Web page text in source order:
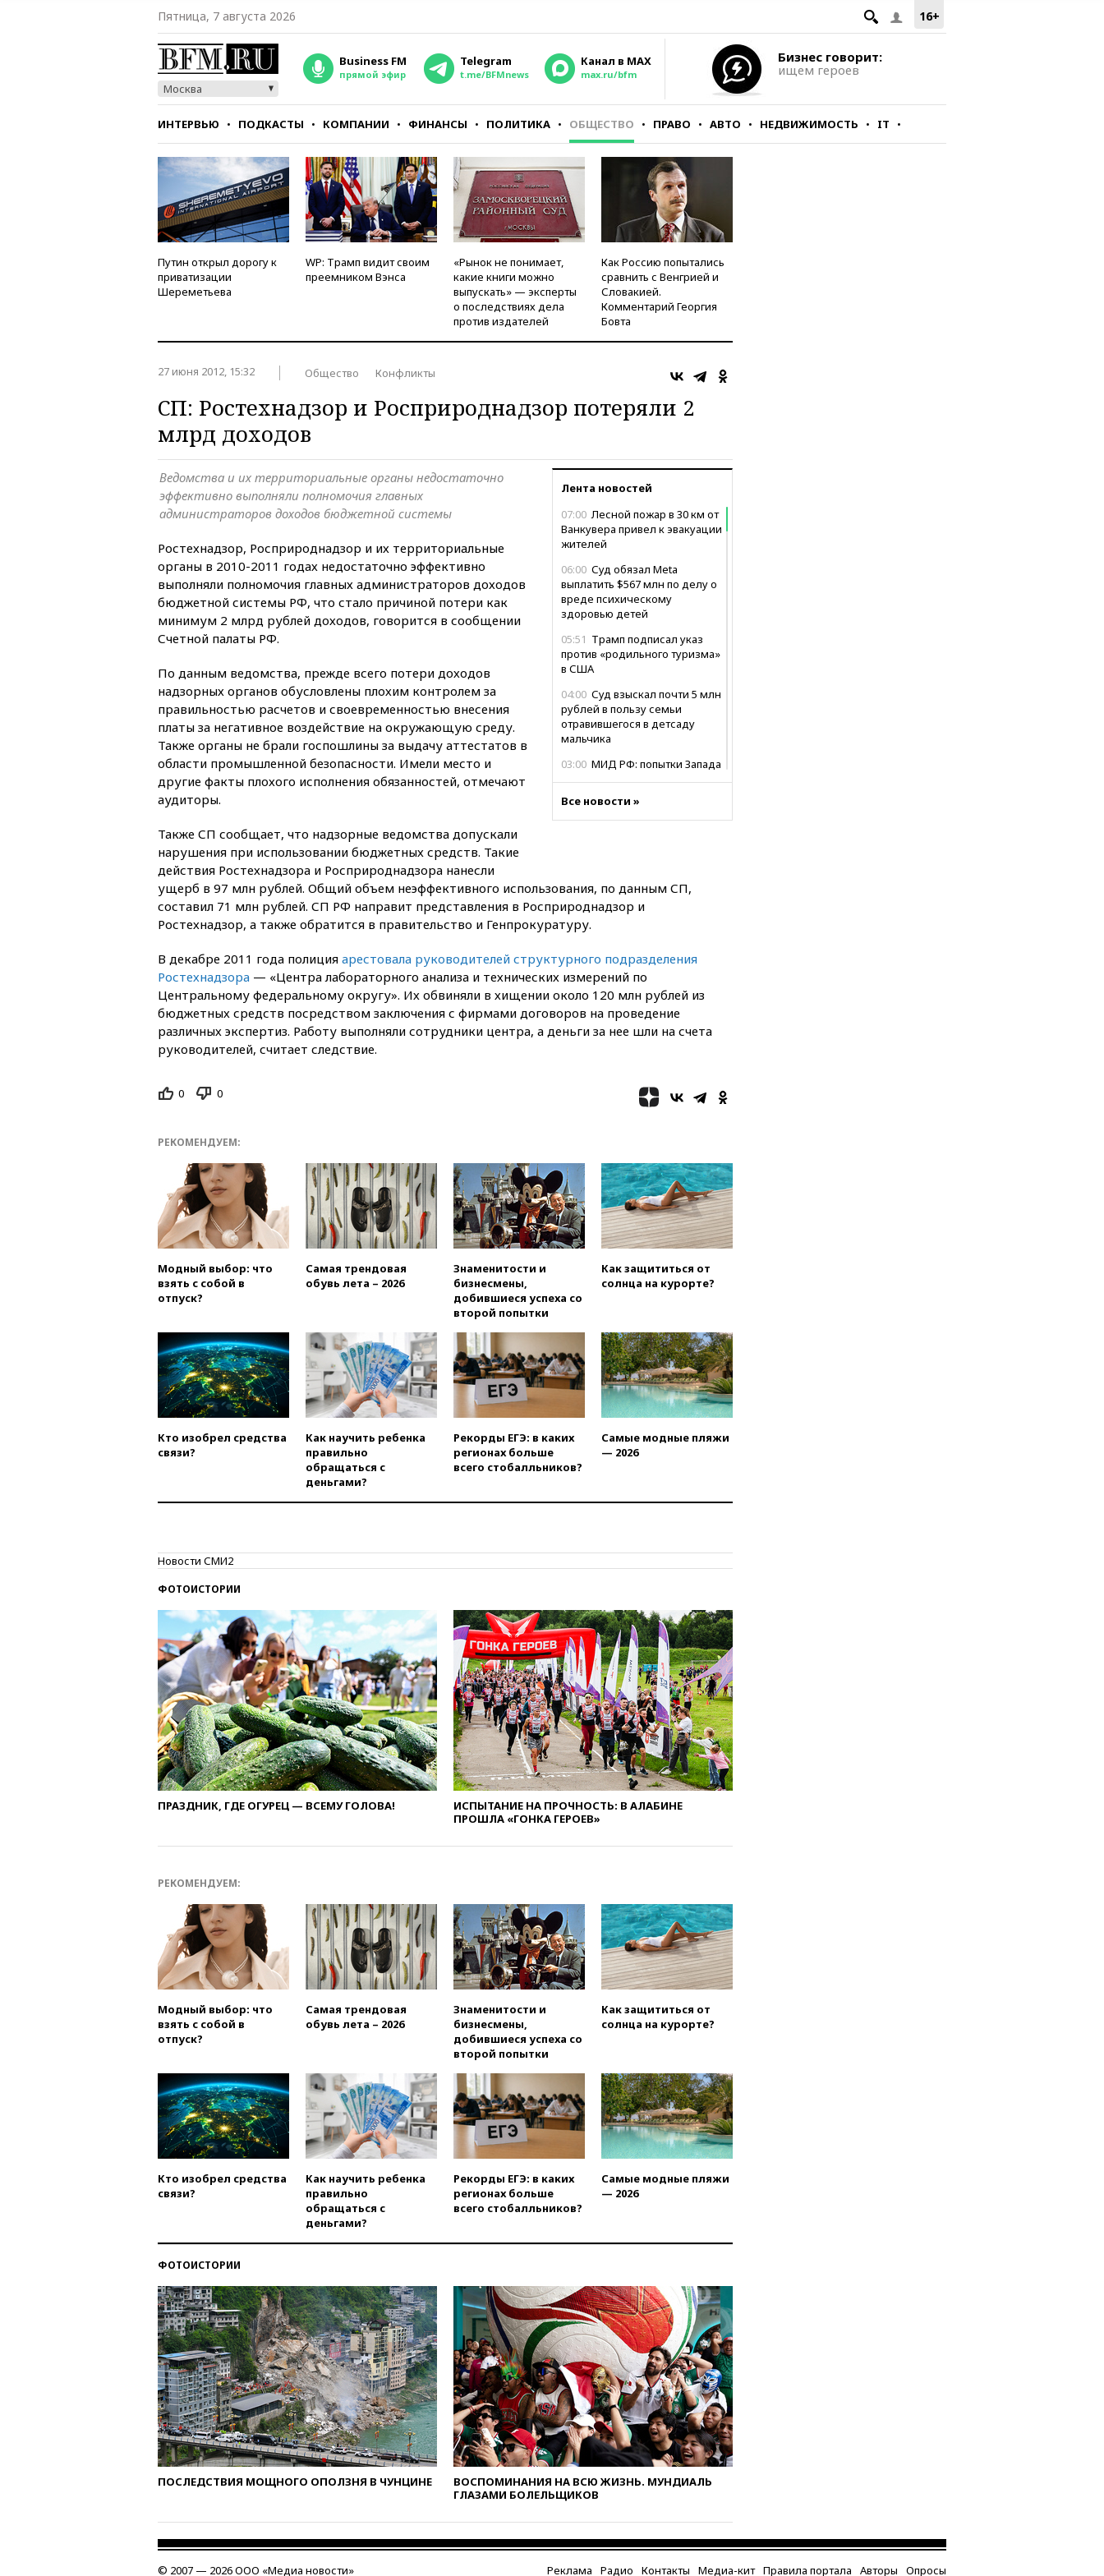
16+
Пятница, 7 августа 2026
Москва
Business FM
прямой эфир
Telegram
t.me/BFMnews
Канал в MAX
max.ru/bfm
Бизнес говорит:
ищем героев
ИНТЕРВЬЮ ПОДКАСТЫ КОМПАНИИ ФИНАНСЫ ПОЛИТИКА ОБЩЕСТВО ПРАВО АВТО НЕДВИЖИМОСТЬ IT
СТИЛЬ ТЕСТЫ
Путин открыл дорогу к
приватизации
Шереметьева
WP: Трамп видит своим
преемником Вэнса
«Рынок не понимает,
какие книги можно
выпускать» — эксперты
о последствиях дела
против издателей
Как Россию попытались
сравнить с Венгрией и
Словакией.
Комментарий Георгия
Бовта
27 июня 2012, 15:32 Общество Конфликты
СП: Ростехнадзор и Росприроднадзор потеряли 2
млрд доходов
Лента новостей
07:00 Лесной пожар в 30 км от
Ванкувера привел к эвакуации
жителей
06:00 Суд обязал Meta
выплатить $567 млн по делу о
вреде психическому
здоровью детей
05:51 Трамп подписал указ
против «родильного туризма»
в США
04:00 Суд взыскал почти 5 млн
рублей в пользу семьи
отравившегося в детсаду
мальчика
03:00 МИД РФ: попытки Запада
02:00Ни один водоем Англии
нуждаются в дальнобойных
ракетах и системах Patriot
00:01Трамп заявил о
арсенала США
вчера, 23:28 Слуцкий призвал
признать «Яблоко»
нежелательной организацией
вчера, 23:15 В Смоленске
В Москве в
продлил контракт с «Реалом»
до 2032 года
вчера, 22:28Отказаться от
российского гражданства
станет значительно дороже
гвардейскую десантно-
штурмовую дивизию
легендарной
доклад о ситуации на
добропольском направлении
вчера, 21:58Генпрокуратура
признала нежелательным в
РФ американский Human
вчера, 21:35«Аэрофлот»
отменяет часть рейсов в Сочи
метровой вышки
концессии строительства ж/д
в Армении
вчера, 21:00В России вновь
обсуждают эксперимент по
онлайн-продаже алкоголя
вчера, 20:45Матвиенко:
россиянам могут
рекомендовать не посещать
Армению
вчера, 20:35ПВО за день
сбила еще 281 украинский
беспилотник над Россией
призвала оптимизировать
предложил оплачивать
защиту дорог от БПЛА из
средств на ремонт
вчера, 20:00Зеленский 8
августа посетит Сербию с
вчера, 19:58 В Госдуму будет
внесен законопроект об
вчера, 19:50Аэропорты Сочи и
Ярославля приостановили
работу
вчера, 19:35WP: Трамп
призвал доноров-
республиканцев поддержать
Вэнса на выборах 2028 года
вчера, 19:20
возобновили работу
вчера, 19:00Путин уточнил
порядок присвоения воинских
званий добровольцам
вчера, 18:50Euractiv: восток
Финляндии приходит в упадок
без российских туристов
вчера, 18:35В Жуковском и
аэропорту Геленджика
введены ограничения
вчера, 18:21 Зюганов
присоединился к критике
пострадали при атаках ВСУ на
Все новости »
Ведомства и их территориальные органы недостаточно
эффективно выполняли полномочия главных
администраторов доходов бюджетной системы
Ростехнадзор, Росприроднадзор и их территориальные
органы в 2010-2011 годах недостаточно эффективно
выполняли полномочия главных администраторов доходов
бюджетной системы РФ, что стало причиной потери как
минимум 2 млрд рублей доходов, говорится в сообщении
Счетной палаты РФ.
По данным ведомства, прежде всего потери доходов
надзорных органов обусловлены плохим контролем за
правильностью расчетов и своевременностью внесения
платы за негативное воздействие на окружающую среду.
Также органы не брали госпошлины за выдачу аттестатов в
области промышленной безопасности. Имели место и
другие факты плохого исполнения обязанностей, отмечают
аудиторы.
Также СП сообщает, что надзорные ведомства допускали
нарушения при использовании бюджетных средств. Такие
действия Ростехнадзора и Росприроднадзора нанесли
ущерб в 97 млн рублей. Общий объем неэффективного использования, по данным СП,
составил 71 млн рублей. СП РФ направит представления в Росприроднадзор и
Ростехнадзор, а также обратится в правительство и Генпрокуратуру.
В декабре 2011 года полиция арестовала руководителей структурного подразделения
Ростехнадзора — «Центра лабораторного анализа и технических измерений по
Центральному федеральному округу». Их обвиняли в хищении около 120 млн рублей из
бюджетных средств посредством заключения с фирмами договоров на проведение
различных экспертиз. Работу выполняли сотрудники центра, а деньги за нее шли на счета
руководителей, считает следствие.
0 0
РЕКОМЕНДУЕМ:
Модный выбор: что
взять с собой в
отпуск?
Самая трендовая
обувь лета – 2026
Знаменитости и
бизнесмены,
добившиеся успеха со
второй попытки
Как защититься от
солнца на курорте?
Кто изобрел средства
связи?
Как научить ребенка
правильно
обращаться с
деньгами?
Рекорды ЕГЭ: в каких
регионах больше
всего стобалльников?
Самые модные пляжи
— 2026
Новости СМИ2
ФОТОИСТОРИИ
ПРАЗДНИК, ГДЕ ОГУРЕЦ — ВСЕМУ ГОЛОВА!
ИСПЫТАНИЕ НА ПРОЧНОСТЬ: В АЛАБИНЕ
ПРОШЛА «ГОНКА ГЕРОЕВ»
РЕКОМЕНДУЕМ:
Модный выбор: что
взять с собой в
отпуск?
Самая трендовая
обувь лета – 2026
Знаменитости и
бизнесмены,
добившиеся успеха со
второй попытки
Как защититься от
солнца на курорте?
Кто изобрел средства
связи?
Как научить ребенка
правильно
обращаться с
деньгами?
Рекорды ЕГЭ: в каких
регионах больше
всего стобалльников?
Самые модные пляжи
— 2026
ФОТОИСТОРИИ
ПОСЛЕДСТВИЯ МОЩНОГО ОПОЛЗНЯ В ЧУНЦИНЕ
ВОСПОМИНАНИЯ НА ВСЮ ЖИЗНЬ. МУНДИАЛЬ
ГЛАЗАМИ БОЛЕЛЬЩИКОВ
© 2007 — 2026 ООО «Медиа новости» Реклама Радио Контакты Медиа-кит Правила портала Авторы Опросы